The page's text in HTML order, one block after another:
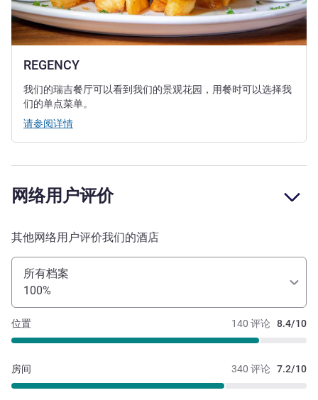
REGENCY
我们的瑞吉餐厅可以看到我们的景观花园，用餐时可以选择我
们的单点菜单。
请参阅详情
网络用户评价
其他网络用户评价我们的酒店
所有档案
100%
140 评论 8.4/10
位置
340 评论 7.2/10
房间